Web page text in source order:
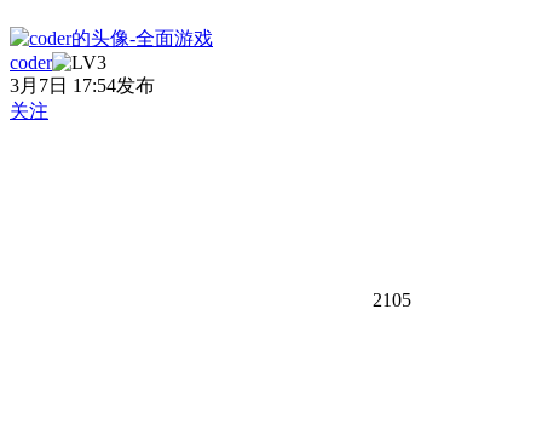
coder
3月7日 17:54发布
关注
2105